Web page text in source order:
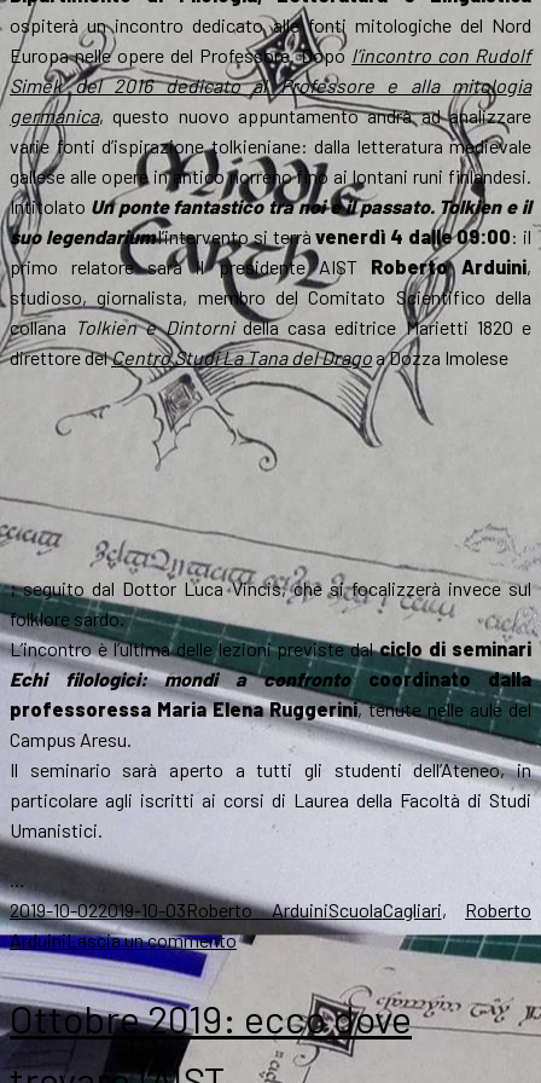
ospiterà un incontro dedicato alle fonti mitologiche del Nord
Europa nelle opere del Professore. Dopo l’incontro con Rudolf
Simek del 2016 dedicato al Professore e alla mitologia
germanica, questo nuovo appuntamento andrà ad analizzare
varie fonti d’ispirazione tolkieniane: dalla letteratura medievale
gallese alle opere in antico norreno fino ai lontani runi finlandesi.
Intitolato Un ponte fantastico tra noi e il passato. Tolkien e il
suo legendariuml’intervento si terràvenerdì 4 dalle 09:00: il
primo relatore sarà il presidente AIST Roberto Arduini,
studioso, giornalista, membro del Comitato Scientifico della
collana Tolkien e Dintornidella casa editrice Marietti 1820 e
direttore delCentro Studi La Tana del Drago a Dozza Imolese
; seguito dal Dottor Luca Vincis, che si focalizzerà invece sul
folklore sardo.
L’incontro è l’ultima delle lezioni previste dalciclo di seminari
Echi filologici: mondi a confrontocoordinato dalla
professoressa Maria Elena Ruggerini, tenute nelle aule del
Campus Aresu.
Il seminario sarà aperto a tutti gli studenti dell’Ateneo, in
particolare agli iscritti ai corsi di Laurea della Facoltà di Studi
Umanistici.
…
Scritto
il
2019-10-022019-10-03Autore
Roberto ArduiniCategorie
ScuolaTag
Cagliari, Roberto
ArduiniLascia un commentosu
all’università
Arduini
Ottobre 2019: ecco dove